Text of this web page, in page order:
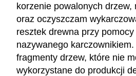
korzenie powalonych drzew,
oraz oczyszczam
resztek drewna przy
nazywanego karczownikiem.
fragmenty drzew, które nie
wykorzystane do produkcji